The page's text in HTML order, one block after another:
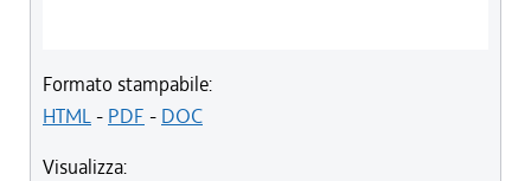
Formato stampabile:
HTML- PDF - DOC
Visualizza: